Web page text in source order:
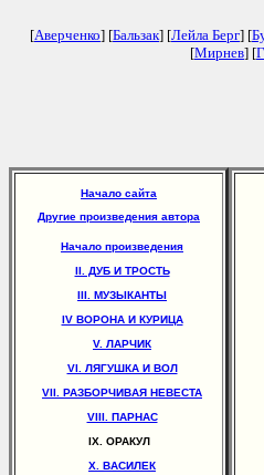
[Аверченко] [Бальзак] [Лейла Берг] [
[Мирнев] [
Начало сайта
Другие произведения автора
Начало произведения
II. ДУБ И ТРОСТЬ
III. МУЗЫКАНТЫ
IV ВОРОНА И КУРИЦА
V. ЛАРЧИК
VI. ЛЯГУШКА И ВОЛ
VII. РАЗБОРЧИВАЯ НЕВЕСТА
VIII. ПАРНАС
IX. ОРАКУЛ
X. ВАСИЛЕК